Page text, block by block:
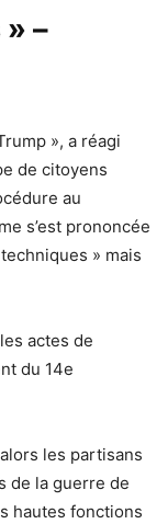
–
», a réagi
de citoyens
au
s’est prononcée
» mais
actes de
du 14e
les partisans
de la guerre de
hautes fonctions